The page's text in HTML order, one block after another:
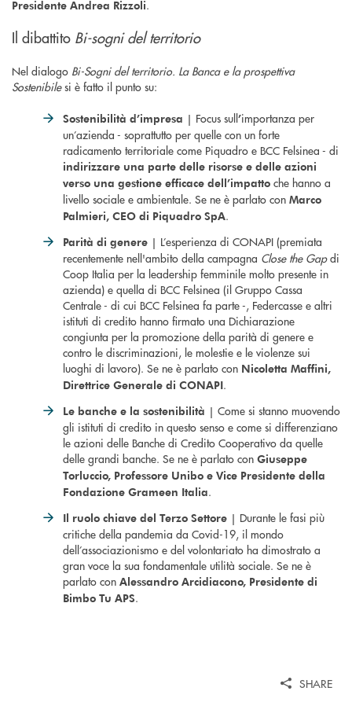
Presidente Andrea Rizzoli.
Il dibattito Bi-sogni del territorio
Nel dialogo Bi-Sogni del territorio. La Banca e la prospettiva
Sostenibilesi è fatto il punto su:
Sostenibilità d’impresa | Focus sull’importanza per
un’azienda - soprattutto per quelle con un forte
radicamento territoriale come Piquadro e BCC Felsinea - di
indirizzare una parte delle risorse e delle azioni
verso una gestione efficace dell’impatto che hanno a
livello sociale e ambientale. Se ne è parlato con Marco
Palmieri, CEO di Piquadro SpA.
Parità di genere | L’esperienza di CONAPI (premiata
recentemente nell'ambito della campagna Close the Gapdi
Coop Italia per la leadership femminile molto presente in
azienda) e quella di BCC Felsinea (il Gruppo Cassa
Centrale - di cui BCC Felsinea fa parte -, Federcasse e altri
istituti di credito hanno firmato una Dichiarazione
congiunta per la promozione della parità di genere e
contro le discriminazioni, le molestie e le violenze sui
luoghi di lavoro). Se ne è parlato con Nicoletta Maffini,
Direttrice Generale di CONAPI.
Le banche e la sostenibilità | Come si stanno muovendo
gli istituti di credito in questo senso e come si differenziano
le azioni delle Banche di Credito Cooperativo da quelle
delle grandi banche. Se ne è parlato con Giuseppe
Torluccio, Professore Unibo e Vice Presidente della
Fondazione Grameen Italia.
Il ruolo chiave del Terzo Settore | Durante le fasi più
critiche della pandemia da Covid-19, il mondo
dell’associazionismo e del volontariato ha dimostrato a
gran voce la sua fondamentale utilità sociale. Se ne è
parlato con Alessandro Arcidiacono, Presidente di
Bimbo Tu APS.
SHARE